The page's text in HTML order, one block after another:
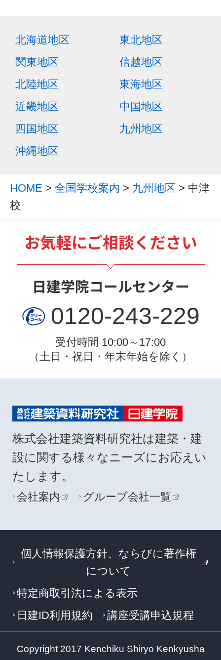
北海道地区
東北地区
関東地区
信越地区
北陸地区
東海地区
近畿地区
中国地区
四国地区
九州地区
沖縄地区
HOME > 全国学校案内 > 九州地区 > 中津
校
お気軽にご相談ください
日建学院コールセンター
0120-243-229
受付時間 10:00～17:00
（土日・祝日・年末年始を除く）
株式会社建築資料研究社は建築・建
設に関する様々なニーズにお応えい
たします。
会社案内 グループ会社一覧
個人情報保護方針、ならびに著作権
について
特定商取引法による表示
日建ID利用規約
講座受講申込規程
Copyright 2017 Kenchiku Shiryo Kenkyusha